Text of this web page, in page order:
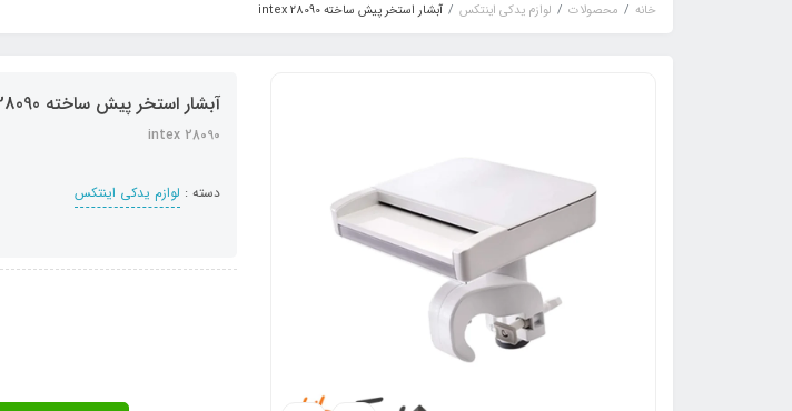
خانه محصولات لوازم یدکی اینتکس آبشار استخر پیش ساخته intex 28090
آبشار استخر پیش ساخته intex 28090
intex 28090
دسته : لوازم یدکی اینتکس